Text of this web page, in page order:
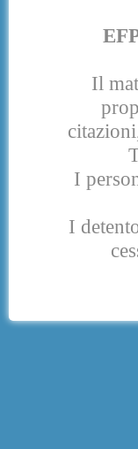
Il
I
I